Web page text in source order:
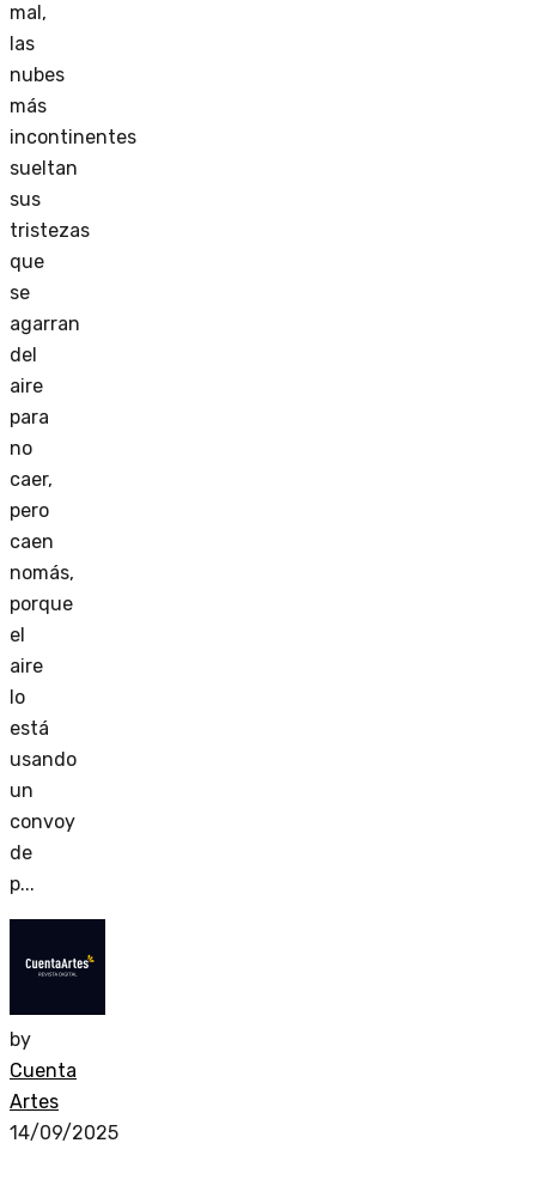
mal,
las
nubes
más
incontinentes
sueltan
sus
tristezas
que
se
agarran
del
aire
para
no
caer,
pero
caen
nomás,
porque
el
aire
lo
está
usando
un
convoy
de
p...
by
Cuenta
Artes
14/09/2025